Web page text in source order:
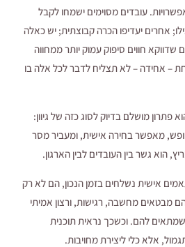
עובדים מסוימים ישמחו לקבל
אחרים יעדיפו הכרה קבוצתית; יש כאלה
שדווקא חווים סיפוק עמוק יותר ממחווה
– אחידה – לא תצליח לדבר לכל אלה בו
פתרון מושלם בדיוק לסוג כזה של גיוון:
מאפשר בחירה אישית, ומעביר מסר
הוא גשר בין העובדים לבין הארגון.
אישית נשלחים בזמן הנכון, הם לא רק
מבטאים מחשבה, רגישות, ורצון אמיתי
להם. וכשכך נראית תוכנית
אלא כלי ליצירת מחויבות.